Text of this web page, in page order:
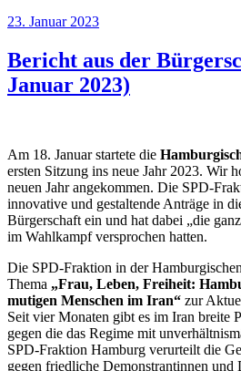
Veröffentlicht
23. Januar 2023
Bericht aus der
Januar 2023)
Am 18. Januar startete die
ersten Sitzung ins neue Jahr 2023. Wir
neuen Jahr angekommen. Die SPD-
innovative und gestaltende Anträge in
Bürgerschaft ein und hat dabei „die
im Wahlkampf versprochen hatten.
Die SPD-Fraktion in der
Thema „Frau, Leben, Freiheit:
mutigen Menschen im Iran“ zur
Seit vier Monaten gibt es im Iran breite
gegen die das Regime mit
SPD-Fraktion Hamburg verurteilt die
gegen friedliche Demonstrantinnen und